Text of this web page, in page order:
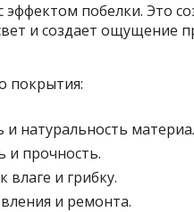
эффектом побелки. Это
и создает ощущение
покрытия:
и натуральность
и прочность.
влаге и грибку.
и ремонта.